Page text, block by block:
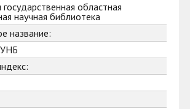
областная
научная библиотека
название: